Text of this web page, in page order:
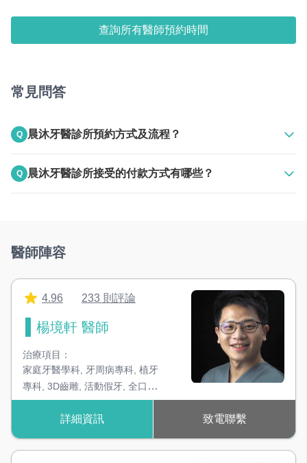
查詢所有醫師預約時間
常見問答
Q 晨沐牙醫診所預約方式及流程？
24HR線上預約
Q 晨沐牙醫診所接受的付款方式有哪些？
醫師陣容
4.96 233 則評論
楊境軒 醫師
治療項目：
家庭牙醫學科, 牙周病專科, 植牙
專科, 3D齒雕, 活動假牙, 全口重
建
詳細資訊 致電聯繫